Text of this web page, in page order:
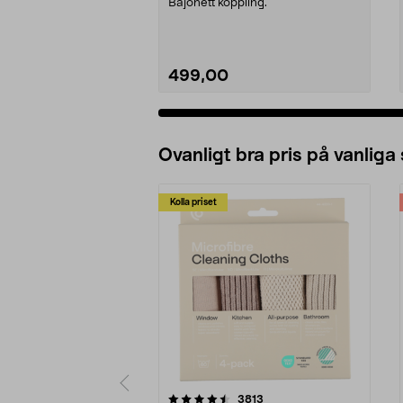
Bajonett koppling.
499,00
Ovanligt bra pris på vanliga
Kolla priset
3813
4.0av 5 stjärnor